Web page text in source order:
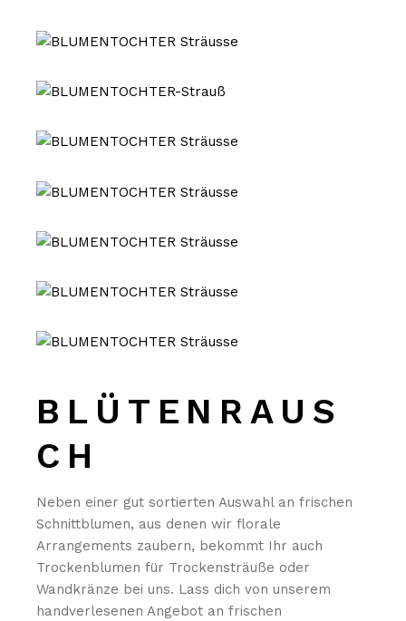
BLÜTENRAUS
CH
Neben einer gut sortierten Auswahl an frischen
Schnittblumen, aus denen wir florale
Arrangements zaubern, bekommt Ihr auch
Trockenblumen für Trockensträuße oder
Wandkränze bei uns. Lass dich von unserem
handverlesenen Angebot an frischen